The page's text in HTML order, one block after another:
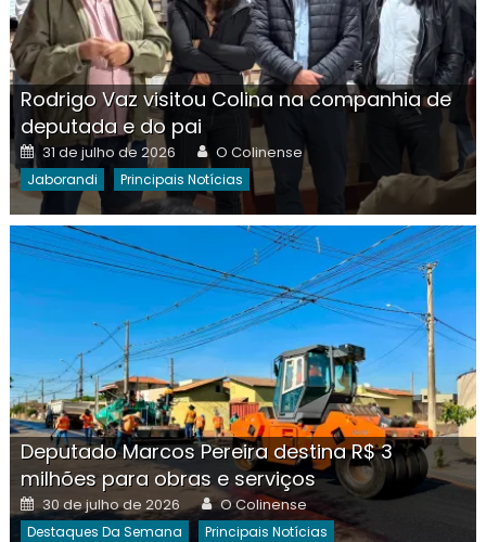
Rodrigo Vaz visitou Colina na companhia de
deputada e do pai
Posted
on
31 de julho de 2026 Author
O Colinense
Jaborandi Principais Notícias
Deputado Marcos Pereira destina R$ 3
milhões para obras e serviços
Posted
on
30 de julho de 2026 Author
O Colinense
Destaques Da Semana Principais Notícias